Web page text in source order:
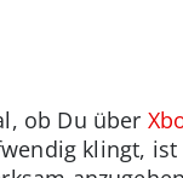
ob Du über
klingt,